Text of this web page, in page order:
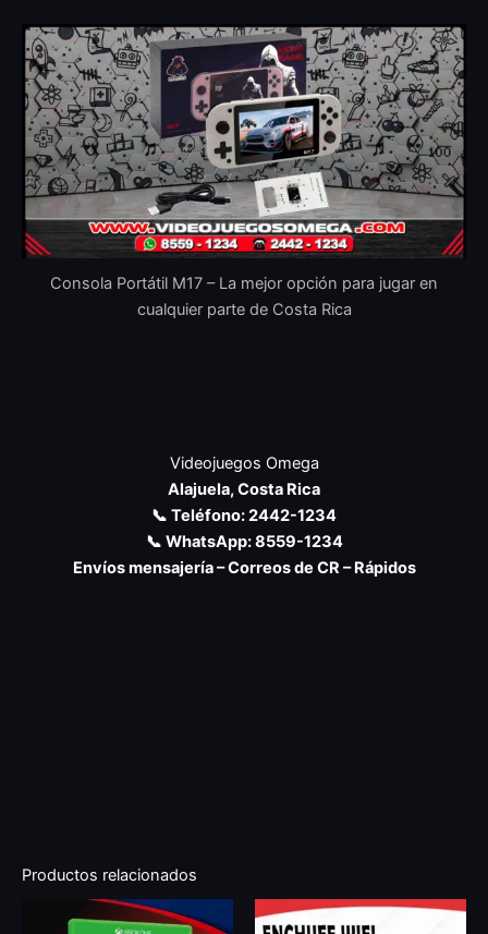
Consola Portátil M17 – La mejor opción para jugar en
cualquier parte de Costa Rica
Videojuegos Omega
Alajuela, Costa Rica
📞 Teléfono: 2442-1234
📞 WhatsApp: 8559-1234
Envíos mensajería – Correos de CR – Rápidos
Productos relacionados